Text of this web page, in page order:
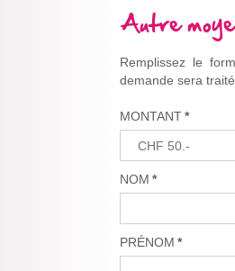
Autre
Remplissez le
demande sera
MONTANT*
NOM *
PRÉNOM *